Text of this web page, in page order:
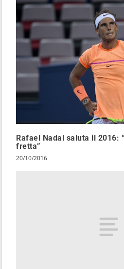
Rafael Nadal saluta il 2016:
fretta”
20/10/2016